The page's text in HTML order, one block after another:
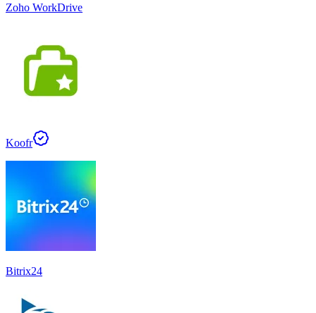
Zoho WorkDrive
Koofr
Bitrix24